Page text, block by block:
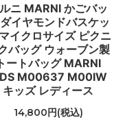
ニ MARNI かごバッ
イヤモンドバスケッ
マイクロサイズ ピクニ
バッグ ウォーブン製
トートバッグ MARNI
M00637 M00IW
キッズ レディース
14,800円(税込)